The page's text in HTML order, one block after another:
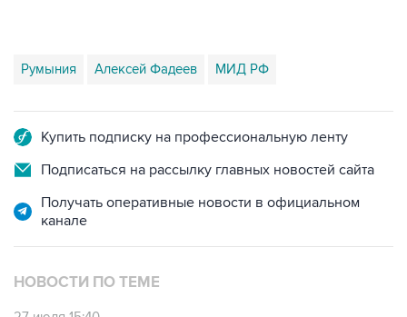
Румыния Алексей Фадеев МИД РФ
Купить подписку на профессиональную ленту
Подписаться на рассылку главных новостей сайта
Получать оперативные новости в официальном
канале
НОВОСТИ ПО ТЕМЕ